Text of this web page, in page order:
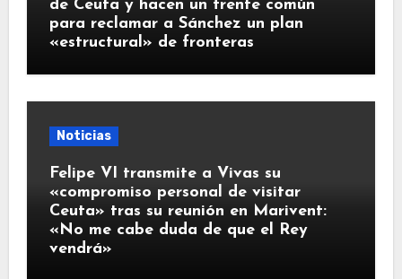
de Ceuta y hacen un frente común
para reclamar a Sánchez un plan
«estructural» de fronteras
Noticias
Felipe VI transmite a Vivas su
«compromiso personal de visitar
Ceuta» tras su reunión en Marivent:
«No me cabe duda de que el Rey
vendrá»